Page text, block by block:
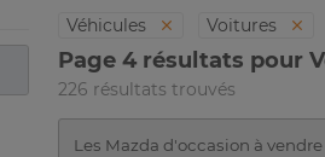
Véhicules
Voitures
Page 4 résultats pour
226 résultats trouvés
Les Mazda d'occasion à